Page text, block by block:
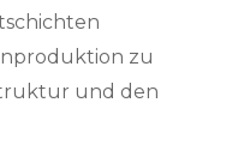
zu
und den